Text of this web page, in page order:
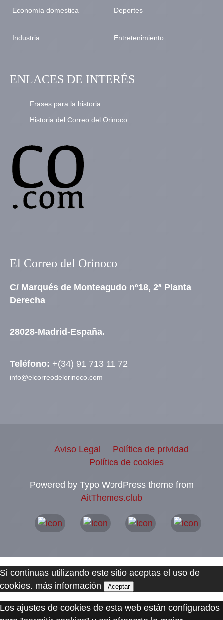
Economía domestica
Industria
Deportes
Entretenimiento
ENLACES DE INTERÉS
Frases para la historia
Historia del Correo del Orinoco
El Correo del Orinoco
C/ Marqués de Monteagudo nº18, 2ª Planta
Derecha
28028-Madrid-España.
Teléfono: +(34) 91 713 11 72
info@elcorreodelorinoco.com
Aviso Legal
Política de prividad
Política de cookies
Powered by Typo WordPress theme from
AitThemes.club
Si continuas utilizando este sitio aceptas el uso de
cookies. más información Aceptar
Los ajustes de cookies de esta web están configurados